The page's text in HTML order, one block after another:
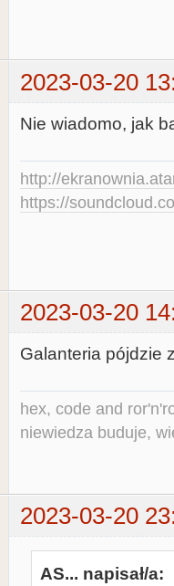
2023-03-20
Nie wiadomo, jak
http://
https://
2023-03-20
Galanteria pójdzie
hex, code and
niewiedza buduje,
2023-03-20
AS... napisał/a: